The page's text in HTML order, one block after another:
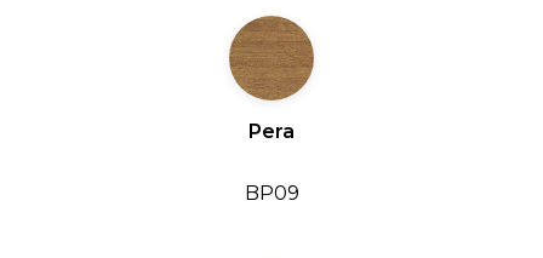
Pera
BP09